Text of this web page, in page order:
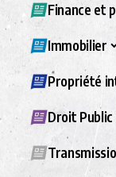
Finance et
Immobilier
Propriété
Droit Public